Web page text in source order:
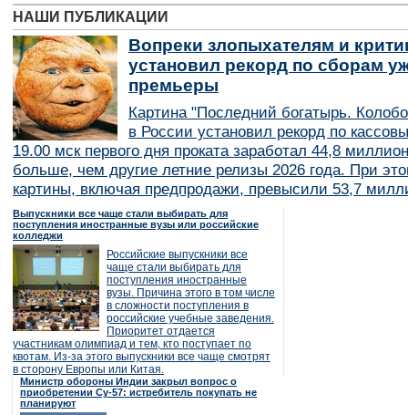
НАШИ ПУБЛИКАЦИИ
Вопреки злопыхателям и
установил рекорд по сборам
премьеры
Картина "Последний богатырь.
в России установил рекорд по
19.00 мск первого дня проката заработал 44,8
больше, чем другие летние релизы 2026 года. При
картины, включая предпродажи, превысили 53,7
Выпускники все чаще стали выбирать для
поступления иностранные вузы или российские
колледжи
Российские выпускники все
чаще стали выбирать для
поступления иностранные
вузы. Причина этого в том числе
в сложности поступления в
российские учебные заведения.
Приоритет отдается
участникам олимпиад и тем, кто поступает по
квотам. Из-за этого выпускники все чаще смотрят
в сторону Европы или Китая.
Министр обороны Индии закрыл вопрос о
приобретении Су-57: истребитель покупать не
планируют